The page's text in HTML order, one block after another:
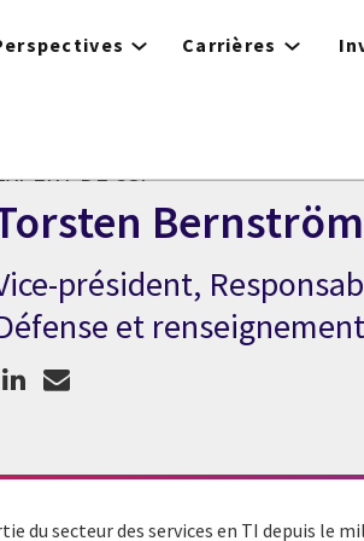
Carrières
DE CGI
Bernström
de CGI Torsten Bernström
président,
et renseignement
du secteur des services en TI depuis le